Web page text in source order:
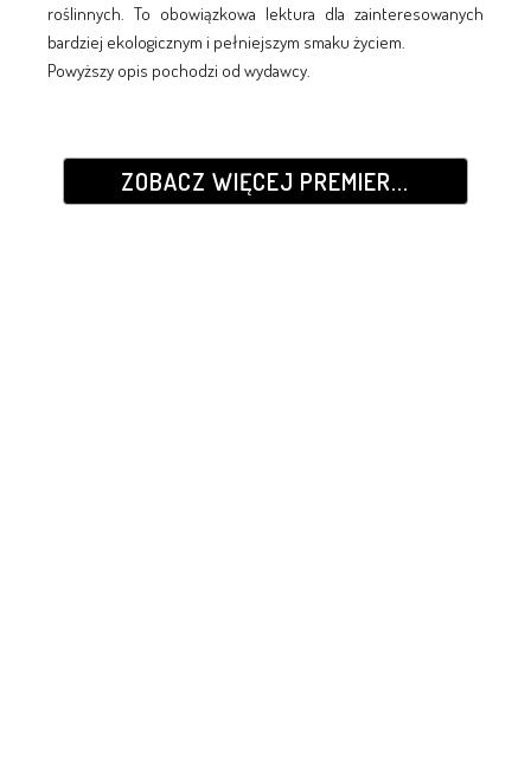
roślinnych. To obowiązkowa lektura dla zainteresowanych
bardziej ekologicznym i pełniejszym smaku życiem.
Powyższy opis pochodzi od wydawcy.
ZOBACZ WIĘCEJ PREMIER...